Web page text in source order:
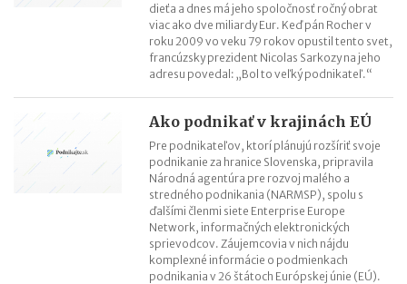
dieťa a dnes má jeho spoločnosť ročný obrat
viac ako dve miliardy Eur. Keď pán Rocher v
roku 2009 vo veku 79 rokov opustil tento svet,
francúzsky prezident Nicolas Sarkozy na jeho
adresu povedal: „Bol to veľký podnikateľ.“
Ako podnikať v krajinách EÚ
Pre podnikateľov, ktorí plánujú rozšíriť svoje
podnikanie za hranice Slovenska, pripravila
Národná agentúra pre rozvoj malého a
stredného podnikania (NARMSP), spolu s
ďalšími členmi siete Enterprise Europe
Network, informačných elektronických
sprievodcov. Záujemcovia v nich nájdu
komplexné informácie o podmienkach
podnikania v 26 štátoch Európskej únie (EÚ).